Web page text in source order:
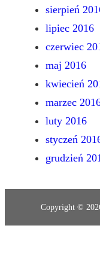
sierpień
lipiec 2016
czerwiec
maj 2016
kwiecień
marzec
luty 2016
styczeń
grudzień
Copyright ©